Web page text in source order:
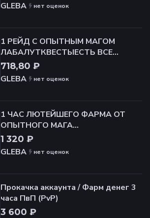
GLEBA
нет оценок
1 РЕЙД С ОПЫТНЫМ МАГОМ
ЛАБАЛУТКВЕСТЫЕСТЬ ВСЕ
ЦВЕТНЫЕ КАРТЫ
718,80 ₽
GLEBA
нет оценок
1 ЧАС ЛЮТЕЙШЕГО ФАРМА ОТ
ОПЫТНОГО МАГА
ЛАБАРАТОРИЯЕСТЬ ВСЕ КАРТЫ
1 320 ₽
GLEBA
нет оценок
Прокачка аккаунта / Фарм денег 3
часа ПвП (PvP)
3 600 ₽